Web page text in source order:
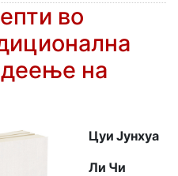
во
на
Цуи Јунхуа
Ли Чи